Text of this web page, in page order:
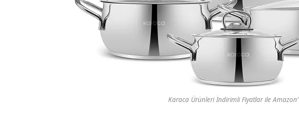
Karaca Ürünleri İndirimli Fiyatlar ile